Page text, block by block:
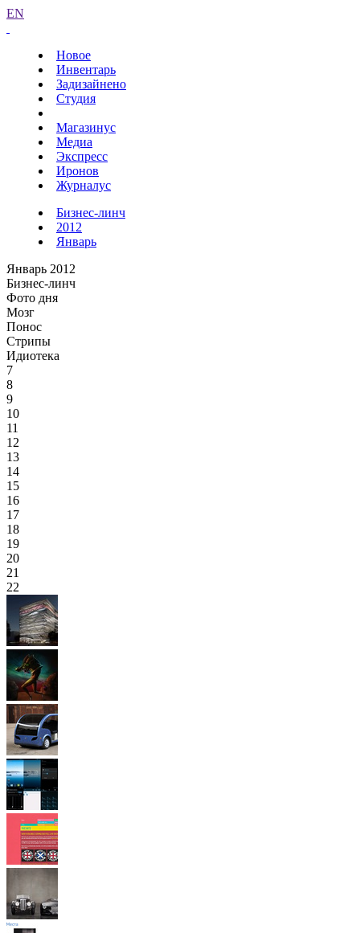
EN
Новое
Инвентарь
Задизайнено
Студия
Магазинус
Медиа
Экспресс
Иронов
Журналус
Бизнес-линч
2012
Январь
Январь 2012
Бизнес-линч
Фото дня
Мозг
Понос
Стрипы
Идиотека
7
8
9
10
11
12
13
14
15
16
17
18
19
20
21
22